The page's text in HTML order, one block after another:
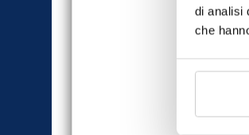
di analisi
che